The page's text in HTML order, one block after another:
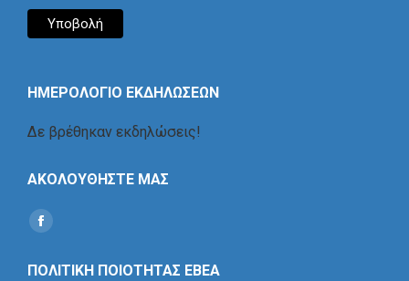
ΗΜΕΡΟΛΟΓΙΟ ΕΚΔΗΛΩΣΕΩΝ
Δε βρέθηκαν εκδηλώσεις!
ΑΚΟΛΟΥΘΗΣΤΕ ΜΑΣ
Find us on:
Social
ΠΟΛΙΤΙΚΗ ΠΟΙΟΤΗΤΑΣ ΕΒΕΑ